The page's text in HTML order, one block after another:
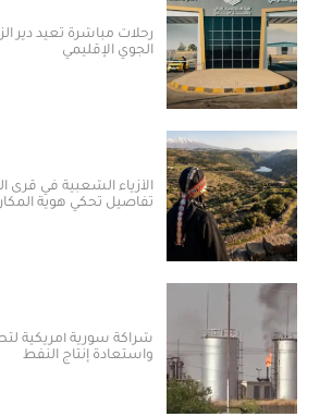
رحلات مباشرة تعيد دير الزور إلى خارطة
الجوي الإقليمي
الأزياء الشعبية في قرى الجولان
تفاصيل تحكي هوية المكان
شراكة سورية أمريكية لتطوير حقول
واستعادة إنتاج النفط